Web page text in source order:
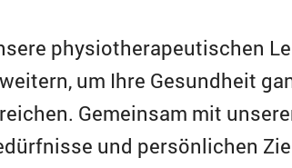
physiotherapeutischen
um Ihre Gesundheit
Gemeinsam mit
und persönlichen